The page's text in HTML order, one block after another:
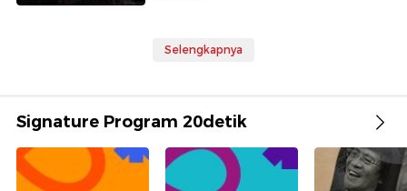
Selengkapnya
Signature Program 20detik